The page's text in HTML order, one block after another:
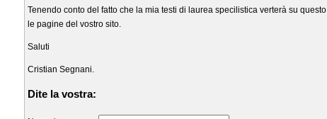
Tenendo conto del fatto che la mia testi di laurea specilistica verterà su
le pagine del vostro sito.
Saluti
Cristian Segnani.
Dite la vostra: